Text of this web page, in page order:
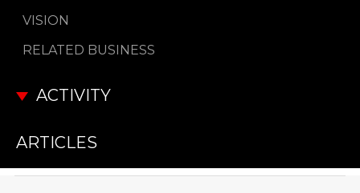
VISION
RELATED BUSINESS
ACTIVITY
ARTICLES